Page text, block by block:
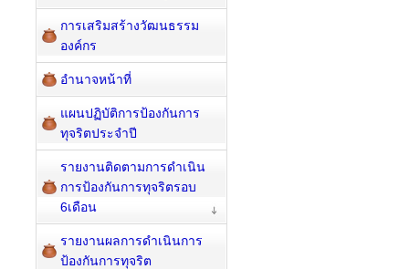
การเสริมสร้างวัฒนธรรม
องค์กร
อำนาจหน้าที่
แผนปฏิบัติการป้องกันการ
ทุจริตประจำปี
รายงานติดตามการดำเนิน
การป้องกันการทุจริตรอบ
6เดือน
รายงานผลการดำเนินการ
ป้องกันการทุจริต